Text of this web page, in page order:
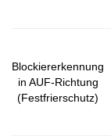
Blockiererkennung
in AUF-Richtung
(Festfrierschutz)